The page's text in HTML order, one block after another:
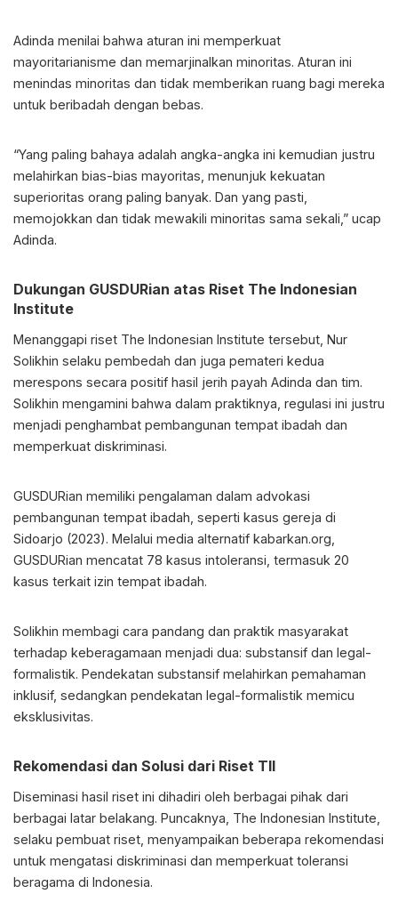
Adinda menilai bahwa aturan ini memperkuat
mayoritarianisme dan memarjinalkan minoritas. Aturan ini
menindas minoritas dan tidak memberikan ruang bagi mereka
untuk beribadah dengan bebas.
“Yang paling bahaya adalah angka-angka ini kemudian justru
melahirkan bias-bias mayoritas, menunjuk kekuatan
superioritas orang paling banyak. Dan yang pasti,
memojokkan dan tidak mewakili minoritas sama sekali,” ucap
Adinda.
Dukungan GUSDURian atas Riset The Indonesian
Institute
Menanggapi riset The Indonesian Institute tersebut, Nur
Solikhin selaku pembedah dan juga pemateri kedua
merespons secara positif hasil jerih payah Adinda dan tim.
Solikhin mengamini bahwa dalam praktiknya, regulasi ini justru
menjadi penghambat pembangunan tempat ibadah dan
memperkuat diskriminasi.
GUSDURian memiliki pengalaman dalam advokasi
pembangunan tempat ibadah, seperti kasus gereja di
Sidoarjo (2023). Melalui media alternatif kabarkan.org,
GUSDURian mencatat 78 kasus intoleransi, termasuk 20
kasus terkait izin tempat ibadah.
Solikhin membagi cara pandang dan praktik masyarakat
terhadap keberagamaan menjadi dua: substansif dan legal-
formalistik. Pendekatan substansif melahirkan pemahaman
inklusif, sedangkan pendekatan legal-formalistik memicu
eksklusivitas.
Rekomendasi dan Solusi dari Riset TII
Diseminasi hasil riset ini dihadiri oleh berbagai pihak dari
berbagai latar belakang. Puncaknya, The Indonesian Institute,
selaku pembuat riset, menyampaikan beberapa rekomendasi
untuk mengatasi diskriminasi dan memperkuat toleransi
beragama di Indonesia.